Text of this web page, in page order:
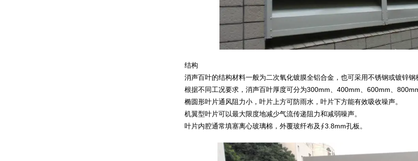
结构
消声百叶的结构材料一般为二次氧化镀膜全铝合金，也可采用不锈钢或镀锌钢
根据不同工况要求，消声百叶厚度可分为300mm、400mm、600mm、
椭圆形叶片通风阻力小，叶片上方可防雨水，叶片下方能有效吸收噪声。
机翼型叶片可以最大限度地减少气流传递阻力和减弱噪声。
叶片内腔通常填塞离心玻璃棉，外覆玻纤布及∮3.8mm孔板。